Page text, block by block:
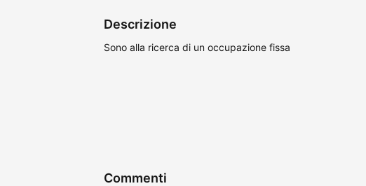
Descrizione
Sono alla ricerca di un occupazione fissa
Commenti